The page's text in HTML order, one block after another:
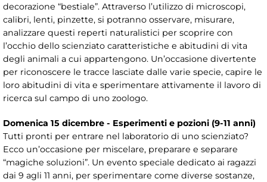
decorazione “bestiale”. Attraverso l’utilizzo di microscopi,
calibri, lenti, pinzette, si potranno osservare, misurare,
analizzare questi reperti naturalistici per scoprire con
l’occhio dello scienziato caratteristiche e abitudini di vita
degli animali a cui appartengono. Un’occasione divertente
per riconoscere le tracce lasciate dalle varie specie, capire le
loro abitudini di vita e sperimentare attivamente il lavoro di
ricerca sul campo di uno zoologo.
Domenica 15 dicembre - Esperimenti e pozioni (9-11 anni)
Tutti pronti per entrare nel laboratorio di uno scienziato?
Ecco un’occasione per miscelare, preparare e separare
“magiche soluzioni”. Un evento speciale dedicato ai ragazzi
dai 9 agli 11 anni, per sperimentare come diverse sostanze,